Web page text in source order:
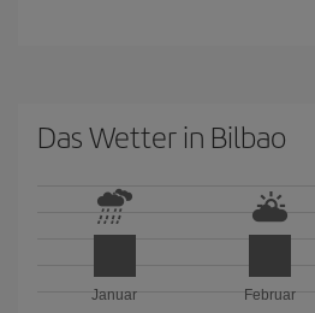
Das Wetter in Bilbao
Januar
Februar